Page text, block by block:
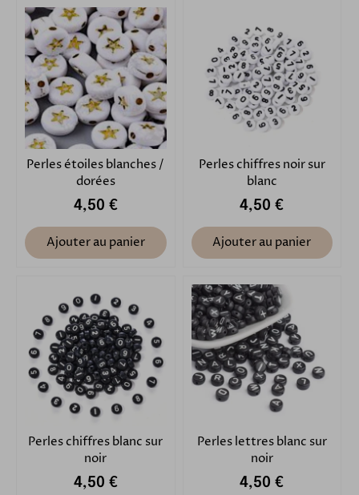
Perles étoiles blanches /
dorées
4,50 €
Ajouter au panier
Perles chiffres noir sur
blanc
4,50 €
Ajouter au panier
Perles chiffres blanc sur
noir
4,50 €
Perles lettres blanc sur
noir
4,50 €